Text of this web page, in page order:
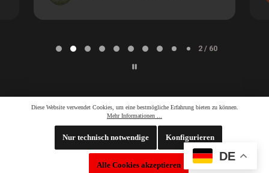
DE
Whatsapp LiveChat
Diese Website verwendet Cookies, um eine bestmögliche Erfahrung bieten zu können.
Mehr Informationen ...
Nur technisch notwendige Konfigurieren
Alle Cookies akzeptieren
2 / 60